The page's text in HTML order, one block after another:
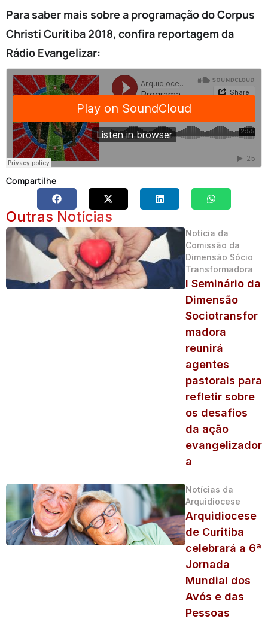
Para saber mais sobre a programação do Corpus
Christi Curitiba 2018, confira reportagem da
Rádio Evangelizar:
Compartilhe
Outras Notícias
Notícia da
Comissão da
Dimensão Sócio
Transformadora
I Seminário da
Dimensão
Sociotransfor
madora
reunirá
agentes
pastorais para
refletir sobre
os desafios
da ação
evangelizador
a
Notícias da
Arquidiocese
Arquidiocese
de Curitiba
celebrará a 6ª
Jornada
Mundial dos
Avós e das
Pessoas